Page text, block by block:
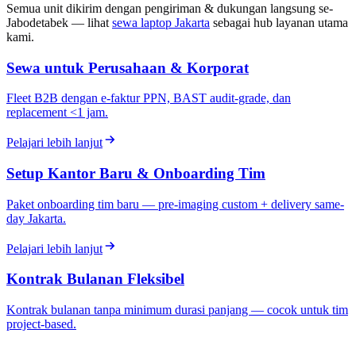
Semua unit dikirim dengan pengiriman & dukungan langsung se-
Jabodetabek — lihat sewa laptop Jakarta sebagai hub layanan utama
kami.
Sewa untuk Perusahaan & Korporat
Fleet B2B dengan e-faktur PPN, BAST audit-grade, dan
replacement <1 jam.
Pelajari lebih lanjut
Setup Kantor Baru & Onboarding Tim
Paket onboarding tim baru — pre-imaging custom + delivery same-
day Jakarta.
Pelajari lebih lanjut
Kontrak Bulanan Fleksibel
Kontrak bulanan tanpa minimum durasi panjang — cocok untuk tim
project-based.